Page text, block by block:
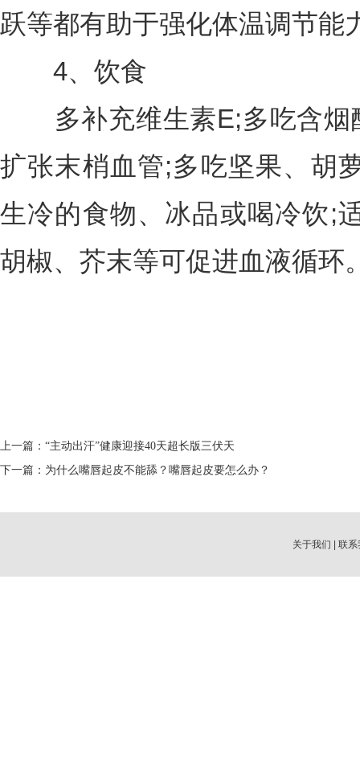
跃等都有助于强化体温调节能
4、饮食
多补充维生素E;多吃含烟
扩张末梢血管;多吃坚果、胡
生冷的食物、冰品或喝冷饮;
胡椒、芥末等可促进血液循环
上一篇： “主动出汗”健康迎接40天超长版三伏天
下一篇： 为什么嘴唇起皮不能舔？嘴唇起皮要怎么办？
关于我们 联系